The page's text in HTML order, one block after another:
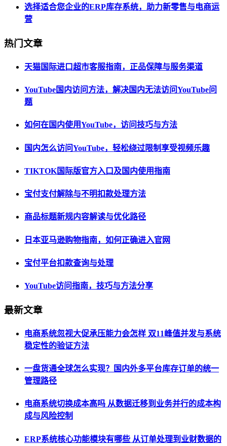
选择适合您企业的ERP库存系统，助力新零售与电商运
营
热门文章
天猫国际进口超市客服指南，正品保障与服务渠道
YouTube国内访问方法，解决国内无法访问YouTube问
题
如何在国内使用YouTube，访问技巧与方法
国内怎么访问YouTube，轻松绕过限制享受视频乐趣
TIKTOK国际版官方入口及国内使用指南
宝付支付解除与不明扣款处理方法
商品标题新规内容解读与优化路径
日本亚马逊购物指南，如何正确进入官网
宝付平台扣款查询与处理
YouTube访问指南，技巧与方法分享
最新文章
电商系统忽视大促承压能力会怎样 双11峰值并发与系统
稳定性的验证方法
一盘货通全球怎么实现？国内外多平台库存订单的统一
管理路径
电商系统切换成本高吗 从数据迁移到业务并行的成本构
成与风险控制
ERP系统核心功能模块有哪些 从订单处理到业财数据的